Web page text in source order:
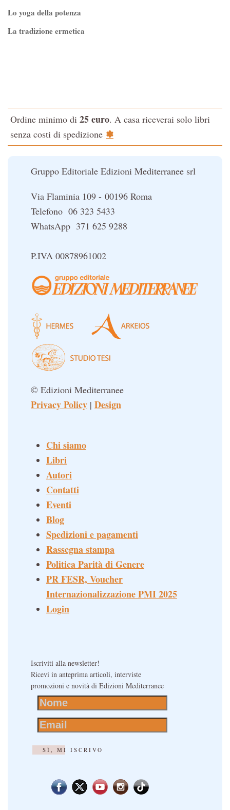
Lo yoga della potenza
La tradizione ermetica
La Cabala
Il potere del serpente
Ordine minimo di 25 euro. A casa riceverai solo libri
senza costi di spedizione ✽
Gruppo Editoriale Edizioni Mediterranee srl
Via Flaminia 109 - 00196 Roma
Telefono 06 323 5433
WhatsApp 371 625 9288
P.IVA 00878961002
© Edizioni Mediterranee
Privacy Policy | Design
Chi siamo
Libri
Autori
Contatti
Eventi
Blog
Spedizioni e pagamenti
Rassegna stampa
Politica Parità di Genere
PR FESR, Voucher
Internazionalizzazione PMI 2025
Login
Iscriviti alla newsletter!
Ricevi in anteprima articoli, interviste
promozioni e novità di Edizioni Mediterranee
SÌ, MI ISCRIVO